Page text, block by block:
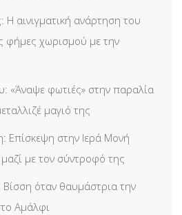
Η αινιγματική ανάρτηση του
φήμες χωρισμού με την
«Άναψε φωτιές» στην παραλία
μαγιό της
Επίσκεψη στην Ιερά Μονή
με τον σύντροφό της
όταν θαυμάστρια την
Αμάλφι